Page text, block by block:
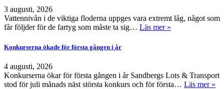
3 augusti, 2026
Vattennivån i de viktiga floderna uppges vara extremt låg, något som
får följder för de fartyg som måste ta sig… Läs mer »
Konkurserna ökade för första gången i år
4 augusti, 2026
Konkurserna ökar för första gången i år Sandbergs Lots & Transport
stod för juli månads näst största konkurs och för första… Läs mer »